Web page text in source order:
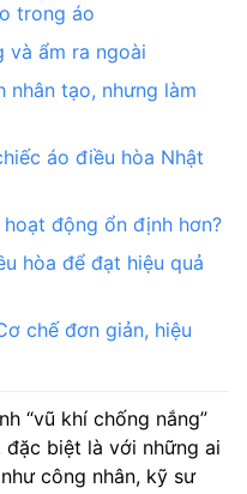
trong áo
và ẩm ra ngoài
nhân tạo, nhưng làm
áo điều hòa Nhật
động ổn định hơn?
hòa để đạt hiệu quả
chế đơn giản, hiệu
“vũ khí chống nắng”
biệt là với những ai
công nhân, kỹ sư